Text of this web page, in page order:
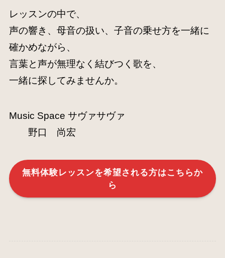
レッスンの中で、
声の響き、母音の扱い、子音の乗せ方を一緒に
確かめながら、
言葉と声が無理なく結びつく歌を、
一緒に探してみませんか。
Music Space サヴァサヴァ
野口 尚宏
無料体験レッスンを希望される方はこちらか
ら